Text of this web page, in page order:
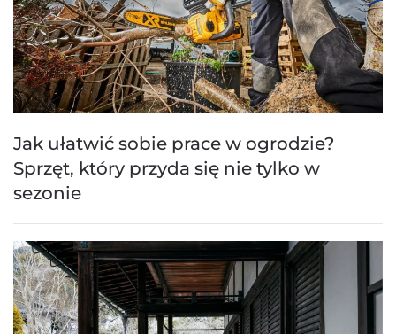
Jak ułatwić sobie prace w ogrodzie?
Sprzęt, który przyda się nie tylko w
sezonie